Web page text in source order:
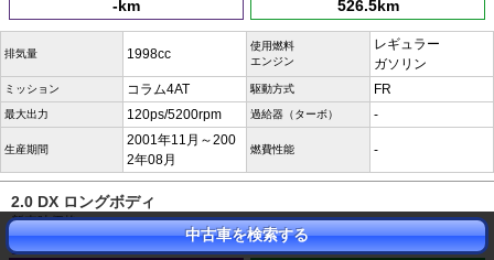
-km 526.5km
排気量 1998cc
使用燃料
エンジン
レギュラー
ガソリン
ミッション コラム4AT 駆動方式 FR
最大出力 120ps/5200rpm 過給器（ターボ） -
生産期間
2001年11月～200
2年08月
燃費性能 -
2.0 DX ロングボディ
新車時価格---
JC08
-km/L 10・15 9.5km/L
中古車を検索する